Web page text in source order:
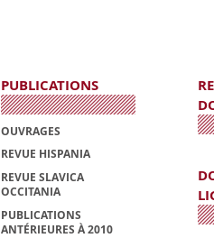
PUBLICATIONS
OUVRAGES
REVUE HISPANIA
REVUE SLAVICA
OCCITANIA
PUBLICATIONS
ANTÉRIEURES À 2010